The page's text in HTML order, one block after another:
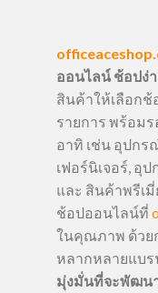
ออนไลน์ ช้อปง่
สินค้าให้เลือกช้
รายการ พร้อม
อาทิ เช่น อุปกร
เฟอร์นิเจอร์, อุ
และ สินค้าพรีเ
ช้อปออนไลน์ที่
ในคุณภาพ ด้ว
หลากหลายแบร
มุ่งมั่นที่จะพัฒน